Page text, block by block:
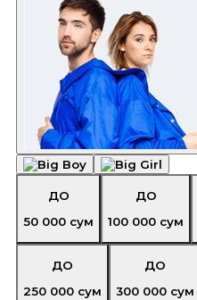
ДО
50 000 сум
ДО
100 000 сум
ДО
250 000 сум
ДО
300 000 сум